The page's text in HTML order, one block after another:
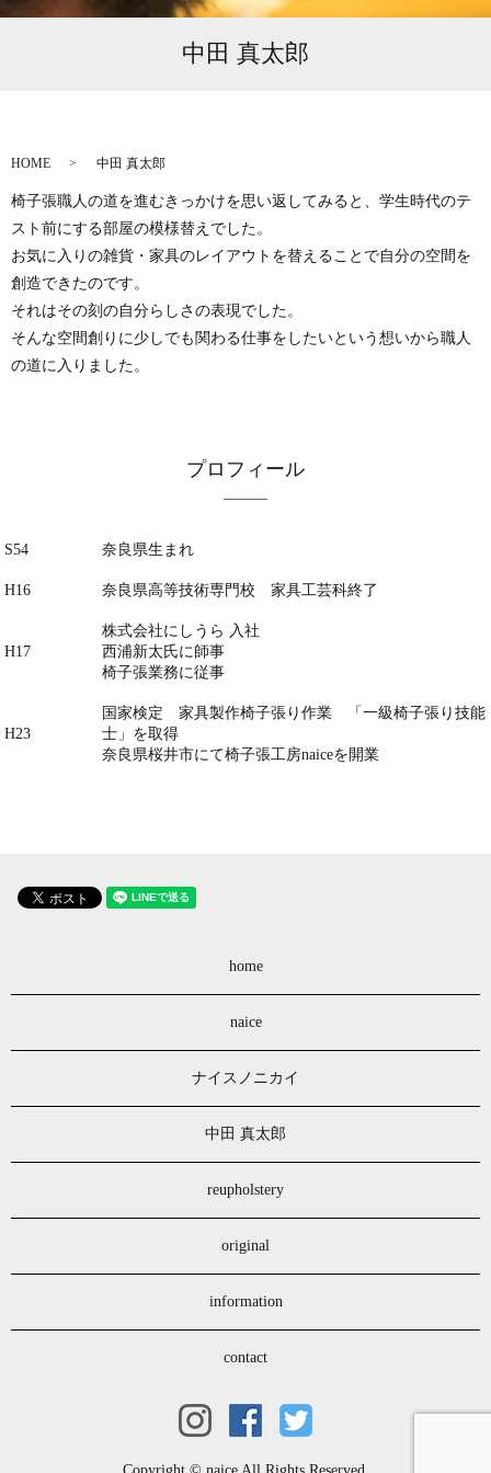
中田 真太郎
HOME 中田 真太郎
椅子張職人の道を進むきっかけを思い返してみると、学生時代のテ
スト前にする部屋の模様替えでした。
お気に入りの雑貨・家具のレイアウトを替えることで自分の空間を
創造できたのです。
それはその刻の自分らしさの表現でした。
そんな空間創りに少しでも関わる仕事をしたいという想いから職人
の道に入りました。
プロフィール
S54 奈良県生まれ
H16 奈良県高等技術専門校 家具工芸科終了
H17
株式会社にしうら 入社
西浦新太氏に師事
椅子張業務に従事
H23
国家検定 家具製作椅子張り作業 「一級椅子張り技能
士」を取得
奈良県桜井市にて椅子張工房naiceを開業
home
naice
ナイスノニカイ
中田 真太郎
reupholstery
original
information
contact